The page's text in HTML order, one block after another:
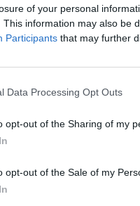
of your personal
This information may also be
Participants that may further
Data Processing Opt Outs
opt-out of the Sharing of my
opt-out of the Sale of my
pomocí satelitních
zprostředkovávající
na vývoji elektrické
z uhlí a RechargeIT
o napájení svých
View nebo z větrné
nákladné aktivity,
vybíráním datového